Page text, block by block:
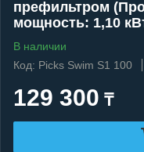
префильтром
мощность: 1,10
В наличии
Код: Picks Swim S1 100
129 300 ₸